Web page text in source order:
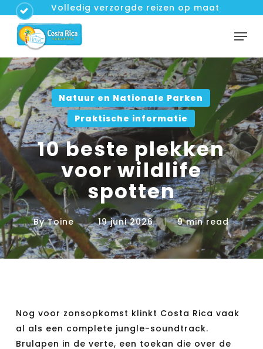
Skip
main
content
Volledig verzorgde reizen op maat
Natuur en Nationale Parken
Praktische informatie
10 beste plekken
voor wildlife
spotten
By Toine 19 juni 2026 9 min read
Nog voor zonsopkomst klinkt Costa Rica vaak
al als een complete jungle-soundtrack.
Brulapen in de verte, een toekan die over de
Close